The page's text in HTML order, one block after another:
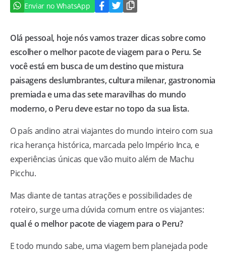
Enviar no WhatsApp
Olá pessoal, hoje nós vamos trazer dicas sobre como
escolher o melhor pacote de viagem para o Peru. Se
você está em busca de um destino que mistura
paisagens deslumbrantes, cultura milenar, gastronomia
premiada e uma das sete maravilhas do mundo
moderno, o Peru deve estar no topo da sua lista.
O país andino atrai viajantes do mundo inteiro com sua
rica herança histórica, marcada pelo Império Inca, e
experiências únicas que vão muito além de Machu
Picchu.
Mas diante de tantas atrações e possibilidades de
roteiro, surge uma dúvida comum entre os viajantes:
qual é o melhor pacote de viagem para o Peru?
E todo mundo sabe, uma viagem bem planejada pode